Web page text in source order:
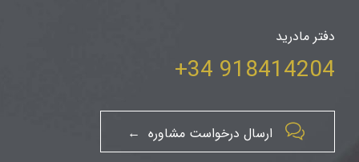
دفتر مادرید
918414204 34+
 ارسال درخواست مشاوره ←